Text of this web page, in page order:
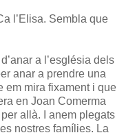
l’Elisa. Sembla que
a l’església dels
anar a prendre una
em mira fixament i que
en Joan Comerma
allà. I anem plegats
nostres famílies. La